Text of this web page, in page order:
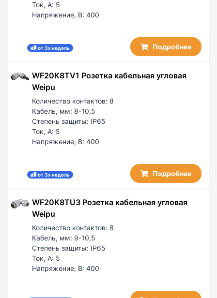
Ток, А: 5
Напряжение, В: 400
от 3х недель Подробнее
WF20K8TV1 Розетка кабельная угловая
Weipu
Количество контактов: 8
Кабель, мм: 8-10,5
Степень защиты: IP65
Ток, А: 5
Напряжение, В: 400
от 3х недель Подробнее
WF20K8TU3 Розетка кабельная угловая
Weipu
Количество контактов: 8
Кабель, мм: 9-10,5
Степень защиты: IP65
Ток, А: 5
Напряжение, В: 400